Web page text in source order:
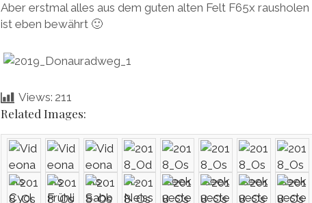
Aber erstmal alles aus dem guten alten Felt F65x
ist eben bewährt 🙂
Views: 211
Related Images: